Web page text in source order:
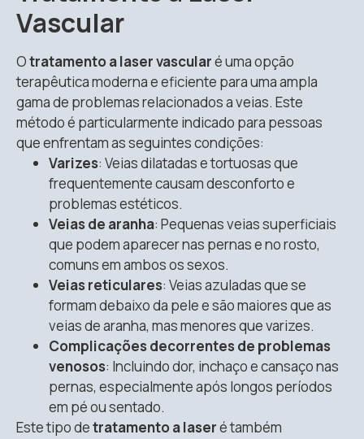
Vascular
Otratamento a laser vascularé uma opção
terapêutica moderna e eficiente para uma ampla
gama de problemas relacionados a veias. Este
método é particularmente indicado para pessoas
que enfrentam as seguintes condições:
Varizes: Veias dilatadas e tortuosas que
frequentemente causam desconforto e
problemas estéticos.
Veias de aranha: Pequenas veias superficiais
que podem aparecer nas pernas e no rosto,
comuns em ambos os sexos.
Veias reticulares: Veias azuladas que se
formam debaixo da pele e são maiores que as
veias de aranha, mas menores que varizes.
Complicações decorrentes de problemas
venosos: Incluindo dor, inchaço e cansaço nas
pernas, especialmente após longos períodos
em pé ou sentado.
Este tipo detratamento a laseré também